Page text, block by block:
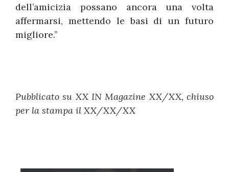
dell’amicizia possano ancora una volta
affermarsi, mettendo le basi di un futuro
migliore.”
Pubblicato su XX IN Magazine XX/XX, chiuso
per la stampa il XX/XX/XX